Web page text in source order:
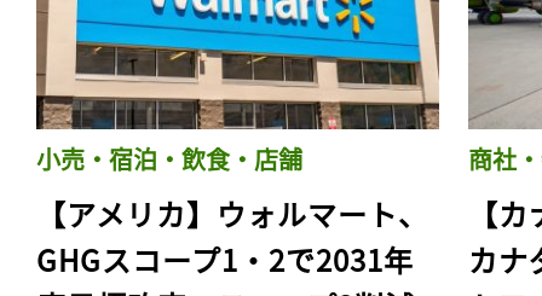
小売・宿泊・飲食・店舗
【アメリカ】ウォルマート、
GHGスコープ1・2で2031年
商社
【
カナ